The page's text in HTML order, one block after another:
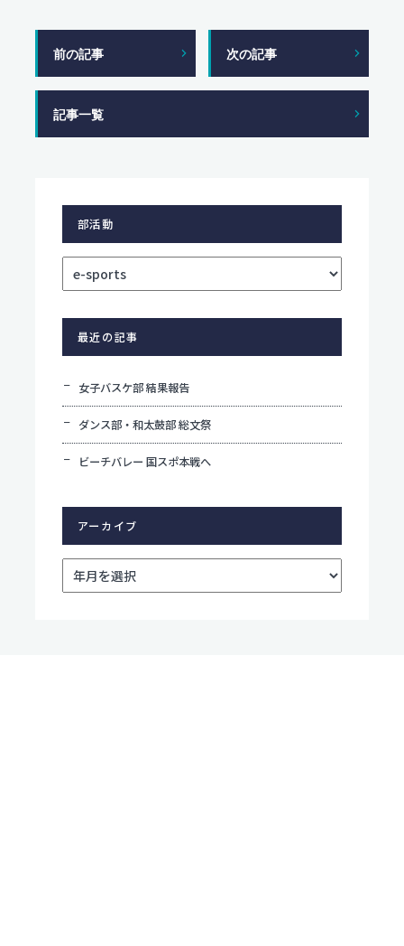
前の記事 次の記事
記事一覧
部活動
最近の記事
女子バスケ部 結果報告
ダンス部・和太鼓部 総文祭
ビーチバレー 国スポ本戦へ
アーカイブ